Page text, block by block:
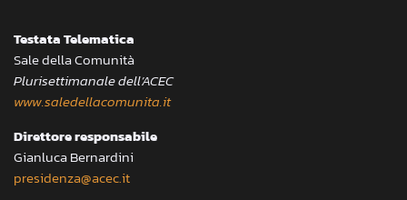
Testata Telematica
Sale della Comunità
Plurisettimanale dell’ACEC
www.saledellacomunita.it
Direttore responsabile
Gianluca Bernardini
presidenza@acec.it